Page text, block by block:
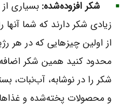
شکر افزوده‌شده: بسیاری
زیادی شکر دارند که شما آنها
از اولین چیزهایی که در هر
محدود کنید همین شکر
شکر را در نوشابه، آب‌نبات،
و محصولات پخته‌شده و